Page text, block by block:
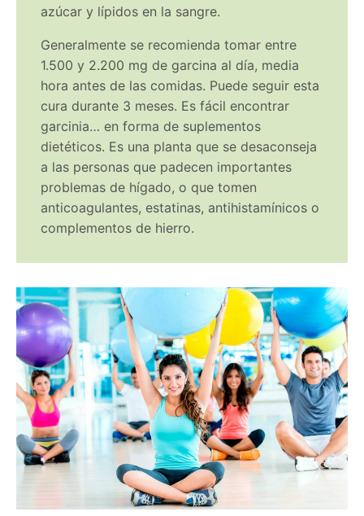
azúcar y lípidos en la sangre.
Generalmente se recomienda tomar entre
1.500 y 2.200 mg de garcina al día, media
hora antes de las comidas. Puede seguir esta
cura durante 3 meses. Es fácil encontrar
garcinia… en forma de suplementos
dietéticos. Es una planta que se desaconseja
a las personas que padecen importantes
problemas de hígado, o que tomen
anticoagulantes, estatinas, antihistamínicos o
complementos de hierro.